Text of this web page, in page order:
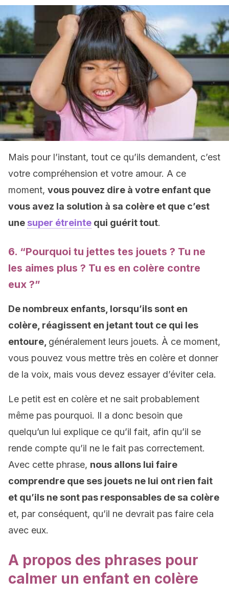
Mais pour l’instant, tout ce qu’ils demandent, c’est
votre compréhension et votre amour. A ce
moment, vous pouvez dire à votre enfant que
vous avez la solution à sa colère et que c’est
une super étreinte qui guérit tout.
6. “Pourquoi tu jettes tes jouets ? Tu ne
les aimes plus ? Tu es en colère contre
eux ?”
De nombreux enfants, lorsqu’ils sont en
colère, réagissent en jetant tout ce qui les
entoure, généralement leurs jouets. À ce moment,
vous pouvez vous mettre très en colère et donner
de la voix, mais vous devez essayer d’éviter cela.
Le petit est en colère et ne sait probablement
même pas pourquoi. Il a donc besoin que
quelqu’un lui explique ce qu’il fait, afin qu’il se
rende compte qu’il ne le fait pas correctement.
Avec cette phrase, nous allons lui faire
comprendre que ses jouets ne lui ont rien fait
et qu’ils ne sont pas responsables de sa colère
et, par conséquent, qu’il ne devrait pas faire cela
avec eux.
A propos des phrases pour
calmer un enfant en colère